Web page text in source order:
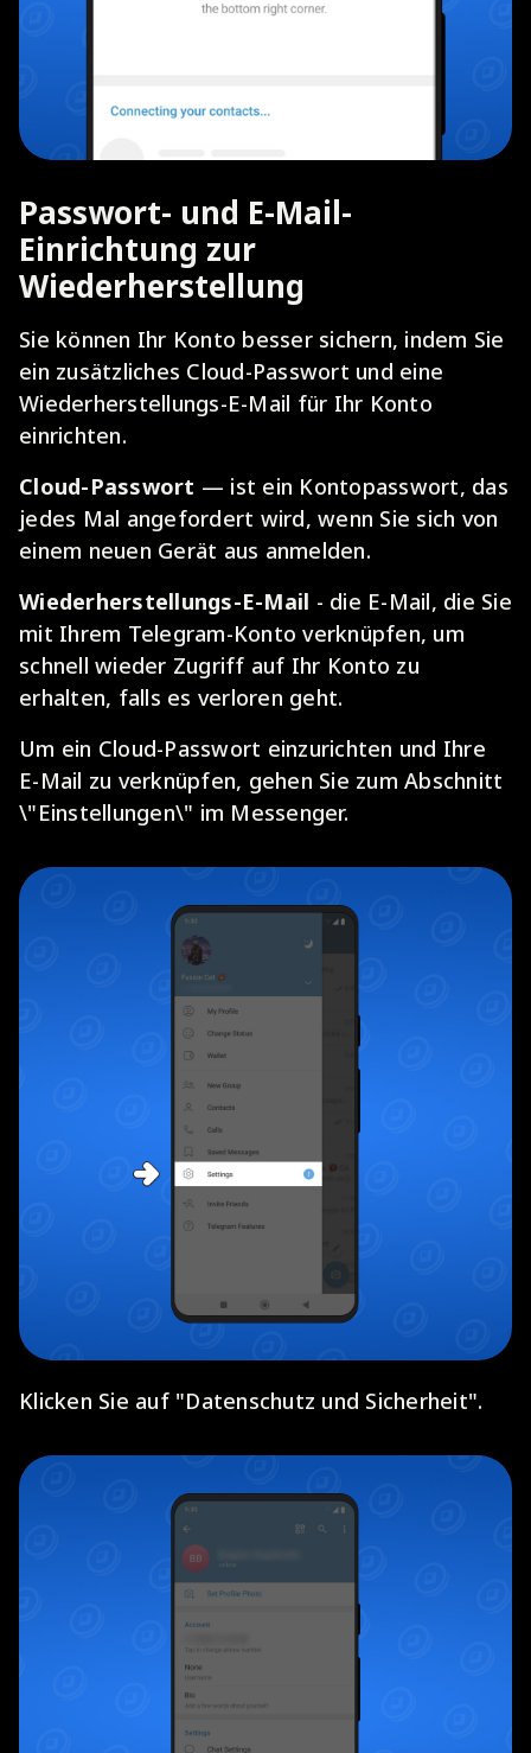
Passwort- und E-Mail-
Einrichtung zur
Wiederherstellung
Sie können Ihr Konto besser sichern, indem Sie
ein zusätzliches Cloud-Passwort und eine
Wiederherstellungs-E-Mail für Ihr Konto
einrichten.
Cloud-Passwort — ist ein Kontopasswort, das
jedes Mal angefordert wird, wenn Sie sich von
einem neuen Gerät aus anmelden.
Wiederherstellungs-E-Mail - die E-Mail, die Sie
mit Ihrem Telegram-Konto verknüpfen, um
schnell wieder Zugriff auf Ihr Konto zu
erhalten, falls es verloren geht.
Um ein Cloud-Passwort einzurichten und Ihre
E-Mail zu verknüpfen, gehen Sie zum Abschnitt
\"Einstellungen\" im Messenger.
Klicken Sie auf "Datenschutz und Sicherheit".